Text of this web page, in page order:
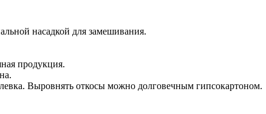
насадкой для замешивания.
продукция.
Выровнять откосы можно долговечным гипсокартоном.